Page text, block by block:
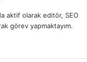
aktif olarak editör, SEO
görev yapmaktayım.